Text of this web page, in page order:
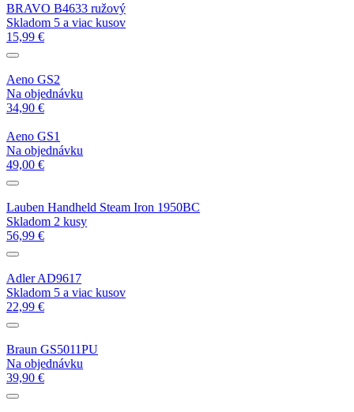
BRAVO B4633 ružový
Skladom 5 a viac kusov
15,99 €
Aeno GS2
Na objednávku
34,90 €
Aeno GS1
Na objednávku
49,00 €
Lauben Handheld Steam Iron 1950BC
Skladom 2 kusy
56,99 €
Adler AD9617
Skladom 5 a viac kusov
22,99 €
Braun GS5011PU
Na objednávku
39,90 €